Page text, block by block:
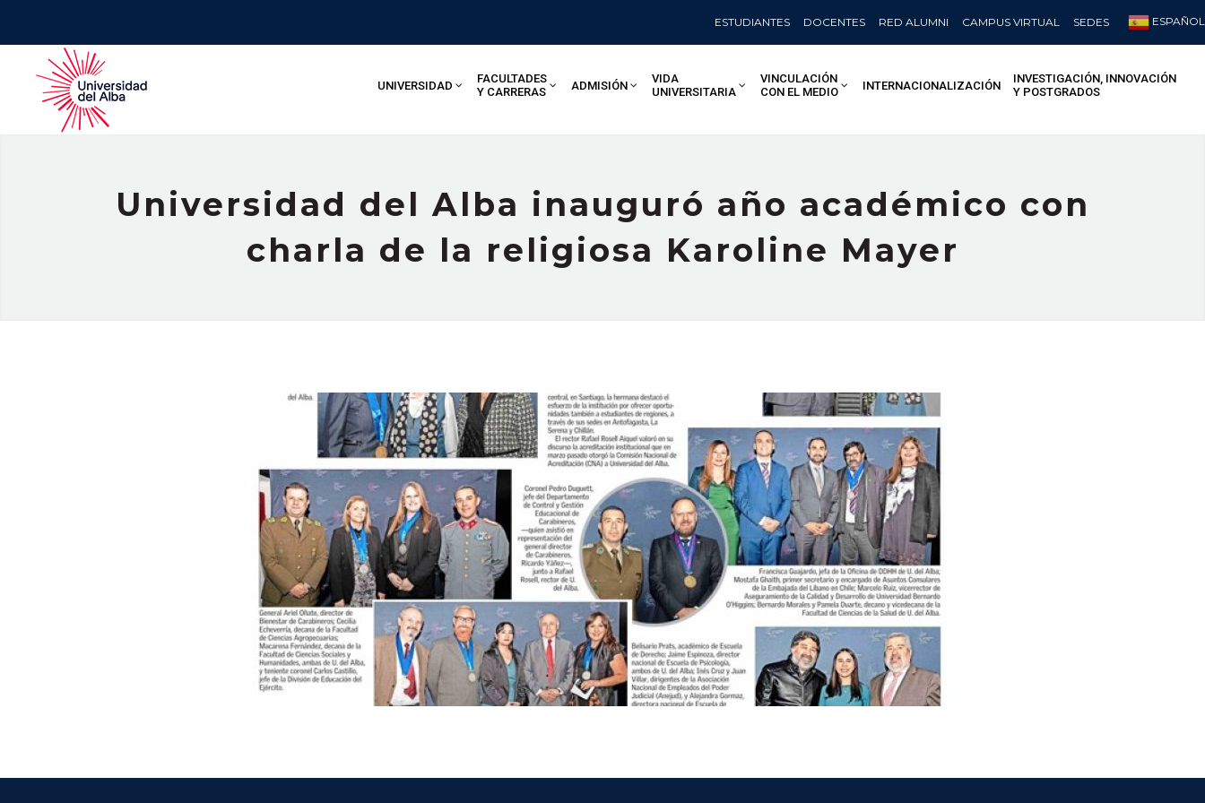
ESTUDIANTES DOCENTES RED ALUMNI CAMPUS VIRTUAL SEDES ESPAÑOL
UNIVERSIDAD
FACULTADES
Y CARRERAS
ADMISIÓN
VIDA
UNIVERSITARIA
VINCULACIÓN
CON EL MEDIO
INTERNACIONALIZACIÓN
INVESTIGACIÓN, INNOVACIÓN
Y POSTGRADOS
Universidad del Alba inauguró año académico con
charla de la religiosa Karoline Mayer